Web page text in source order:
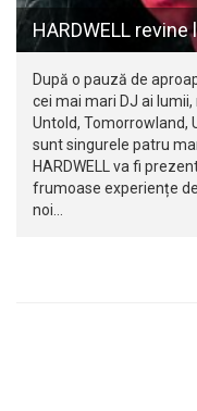
HARDWELL
După o pauză de
cei mai mari DJ ai
Untold, Tomorrowland,
sunt singurele patru
HARDWELL va fi
frumoase experiențe
noi…